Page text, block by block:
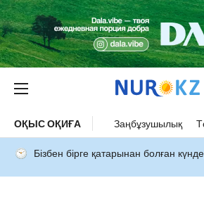
ОҚЫС ОҚИҒА Заңбұзушылық
Бізбен бірге қатарынан болған